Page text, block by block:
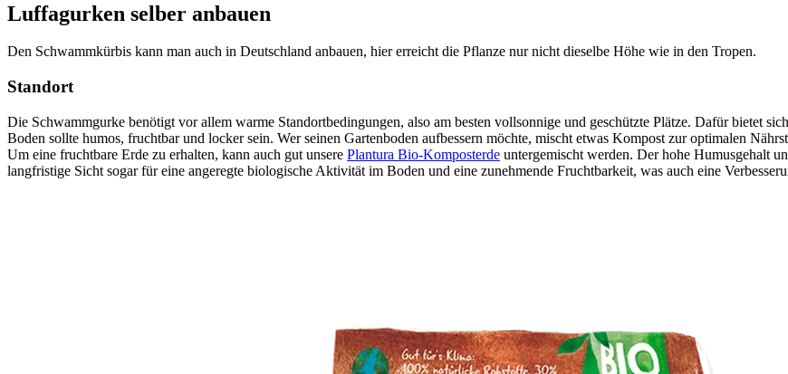
Luffagurken selber anbauen
Den Schwammkürbis kann man auch in Deutschland anbauen, hier erreicht die Pflanze nur nicht dieselbe Höhe wie in den Tropen.
Standort
Die Schwammgurke benötigt vor allem warme Standortbedingungen, also am besten vollsonnige und geschützte Plätze. Dafür bietet
Boden sollte humos, fruchtbar und locker sein. Wer seinen Gartenboden aufbessern möchte, mischt etwas Kompost zur optimalen
Um eine fruchtbare Erde zu erhalten, kann auch gut unsere Plantura Bio-Komposterde untergemischt werden. Der hohe Humusgehalt
langfristige Sicht sogar für eine angeregte biologische Aktivität im Boden und eine zunehmende Fruchtbarkeit, was auch eine